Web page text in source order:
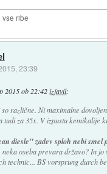
vse ribe
23:39
2015 ob 22:42 izjavil:
različne. Ni maximalne
tudi za 35x. V izpustu kemikalije
diesle" zadev sploh nebi smel
neka oseba prevara državo? In
technic... BS vorsprung durch